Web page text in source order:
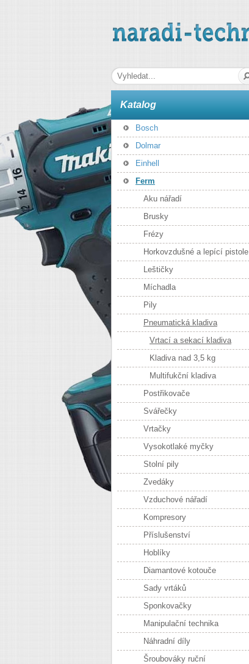
naradi-technika.cz
Katalog
Bosch
Dolmar
Einhell
Ferm
Aku nářadí
Brusky
Frézy
Horkovzdušné a lepící pistole
Leštičky
Míchadla
Pily
Pneumatická kladiva
Vrtací a sekací kladiva
Kladiva nad 3,5 kg
Multifukční kladiva
Postřikovače
Svářečky
Vrtačky
Vysokotlaké myčky
Stolní pily
Zvedáky
Vzduchové nářadí
Kompresory
Příslušenství
Hoblíky
Diamantové kotouče
Sady vrtáků
Sponkovačky
Manipulační technika
Náhradní díly
Šroubováky ruční
Hledaná fráze